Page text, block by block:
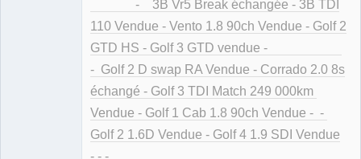
- 3B Vr5 Break échangée - 3B TDI
110 Vendue - Vento 1.8 90ch Vendue - Golf 2
GTD HS - Golf 3 GTD vendue -
- Golf 2 D swap RA Vendue - Corrado 2.0 8s
échangé - Golf 3 TDI Match 249 000km
Vendue - Golf 1 Cab 1.8 90ch Vendue - -
Golf 2 1.6D Vendue - Golf 4 1.9 SDI Vendue